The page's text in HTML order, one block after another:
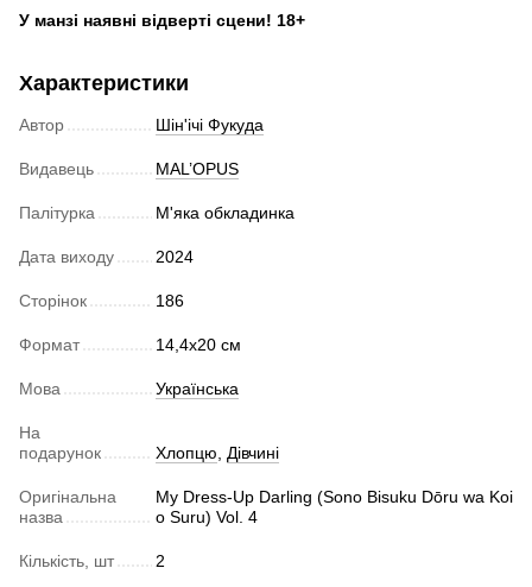
У манзі наявні відверті сцени! 18+
Характеристики
Автор Шін'ічі Фукуда
Видавець MAL’OPUS
Палітурка М'яка обкладинка
Дата виходу 2024
Сторінок 186
Формат 14,4x20 cм
Мова Українська
На
подарунок
Хлопцю, Дівчині
Оригінальна
назва
My Dress-Up Darling (Sono Bisuku Dōru wa Koi
o Suru) Vol. 4
Кількість, шт 2